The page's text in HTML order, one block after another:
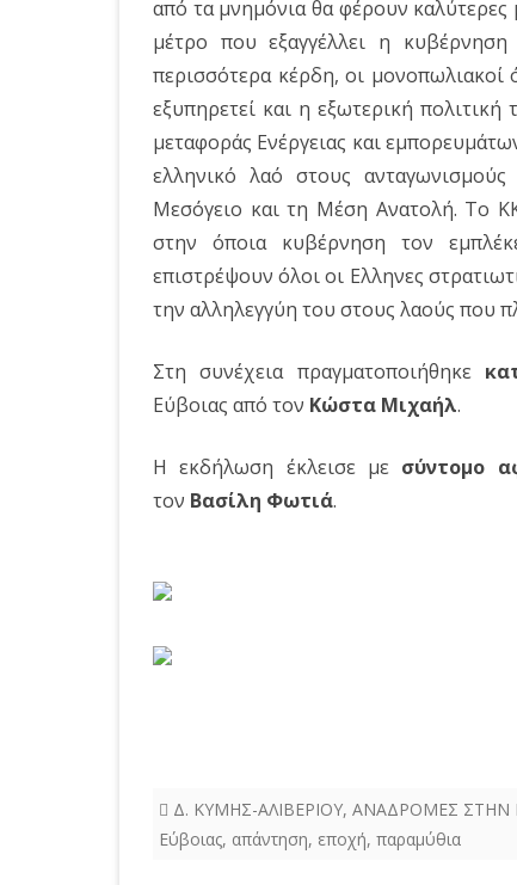
από τα μνημόνια θα φέρουν
μέτρο που εξαγγέλλει η
περισσότερα κέρδη, οι
εξυπηρετεί και η εξωτερική
μεταφοράς Ενέργειας και
ελληνικό λαό στους
Μεσόγειο και τη Μέση Ανατολή. Το
στην όποια κυβέρνηση τον
επιστρέψουν όλοι οι Ελληνες
την αλληλεγγύη του στους λαούς που
Στη συνέχεια πραγματοποιήθηκε
Εύβοιας από τον Κώστα Μιχαήλ.
Η εκδήλωση έκλεισε με σύντομο
τον Βασίλη Φωτιά.
Δ. ΚΥΜΗΣ-ΑΛΙΒΕΡΙΟΥ, ΑΝΑΔΡΟΜΕΣ ΣΤΗΝ
Εύβοιας, απάντηση, εποχή, παραμύθια